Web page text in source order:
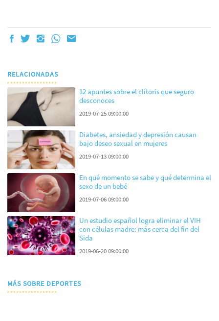
RELACIONADAS
12 apuntes sobre el clítoris que seguro
desconoces
2019-07-25 09:00:00
Diabetes, ansiedad y depresión causan
bajo deseo sexual en mujeres
2019-07-13 09:00:00
En qué momento se sabe y qué determina el
sexo de un bebé
2019-07-06 09:00:00
Un estudio español logra eliminar el VIH
con células madre: más cerca del fin del
Sida
2019-06-20 09:00:00
MÁS SOBRE DEPORTES